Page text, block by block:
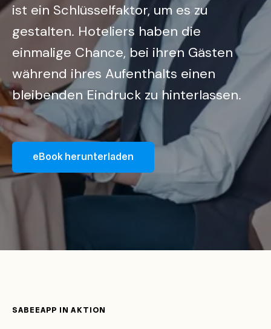
ist ein Schlüsselfaktor, um es zu
gestalten. Hoteliers haben die
einmalige Chance, bei ihren Gästen
während ihres Aufenthalts einen
bleibenden Eindruck zu hinterlassen.
eBook herunterladen
SABEEAPP IN AKTION